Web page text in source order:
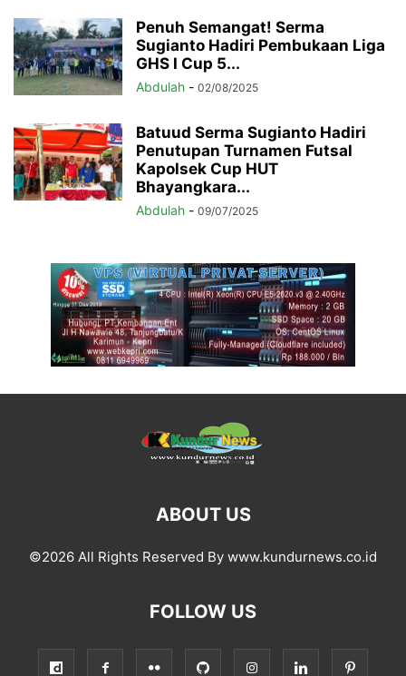
Penuh Semangat! Serma
Sugianto Hadiri Pembukaan Liga
GHS I Cup 5...
Abdulah - 02/08/2025
Batuud Serma Sugianto Hadiri
Penutupan Turnamen Futsal
Kapolsek Cup HUT
Bhayangkara...
Abdulah - 09/07/2025
ABOUT US
©2026 All Rights Reserved By www.kundurnews.co.id
FOLLOW US